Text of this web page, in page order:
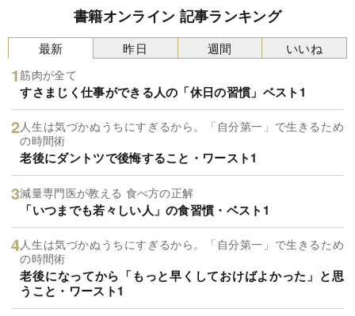
書籍オンライン 記事ランキング
最新
筋肉が全て
すさまじく仕事ができる人の「休日の習慣」ベスト1
人生は気づかぬうちにすぎるから。「自分第一」で生きるため
の時間術
老後にダントツで後悔すること・ワースト1
減量専門医が教える 食べ方の正解
「いつまでも若々しい人」の食習慣・ベスト1
人生は気づかぬうちにすぎるから。「自分第一」で生きるため
の時間術
老後になってから「もっと早くしておけばよかった」と思
うこと・ワースト1
昨日 週間 いいね